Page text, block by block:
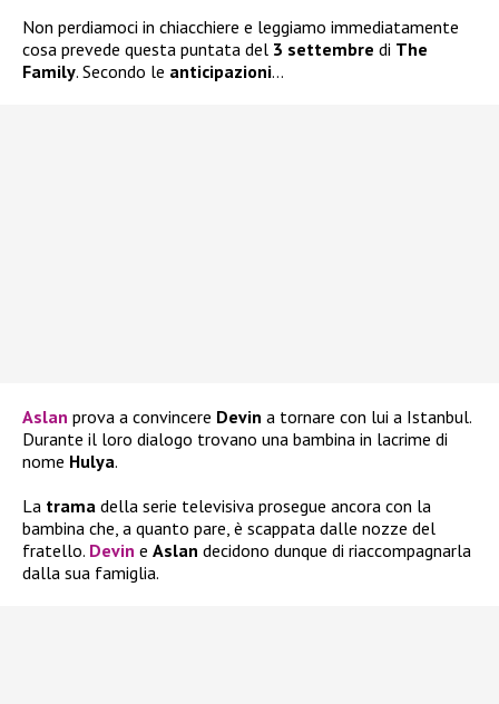
Non perdiamoci in chiacchiere e leggiamo immediatamente
cosa prevede questa puntata del 3 settembre di The
Family. Secondo le anticipazioni…
Aslan prova a convincere Devin a tornare con lui a Istanbul.
Durante il loro dialogo trovano una bambina in lacrime di
nome Hulya.
La trama della serie televisiva prosegue ancora con la
bambina che, a quanto pare, è scappata dalle nozze del
fratello. Devin e Aslan decidono dunque di riaccompagnarla
dalla sua famiglia.